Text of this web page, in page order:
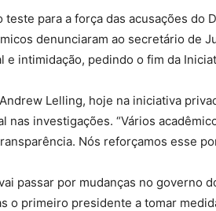
para a força das acusações do
denunciaram ao secretário de
e intimidação, pedindo o fim da
Lelling, hoje na iniciativa
nas investigações. “Vários
Nós reforçamos esse
passar por mudanças no governo
o primeiro presidente a tomar